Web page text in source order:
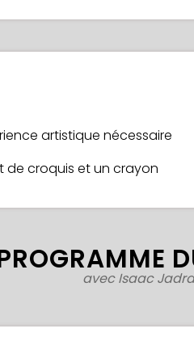
artistique nécessaire
de croquis et un crayon
avec Isaac